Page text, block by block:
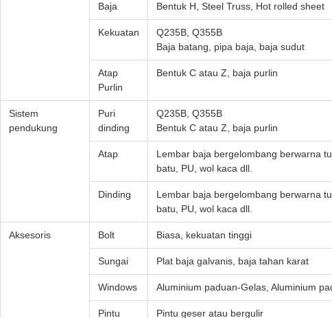
Baja
Bentuk H, Steel Truss, Hot rolled sheet
Kekuatan
Q235B, Q355B
Baja batang, pipa baja, baja sudut
Atap
Purlin
Bentuk C atau Z, baja purlin
Sistem
pendukung
Puri
dinding
Q235B, Q355B
Bentuk C atau Z, baja purlin
Atap
Lembar baja bergelombang berwarna
batu, PU, wol kaca dll.
Dinding
Lembar baja bergelombang berwarna
batu, PU, wol kaca dll.
Aksesoris Bolt Biasa, kekuatan tinggi
Sungai Plat baja galvanis, baja tahan karat
Windows Aluminium paduan-Gelas, Aluminium
Pintu Pintu geser atau bergulir